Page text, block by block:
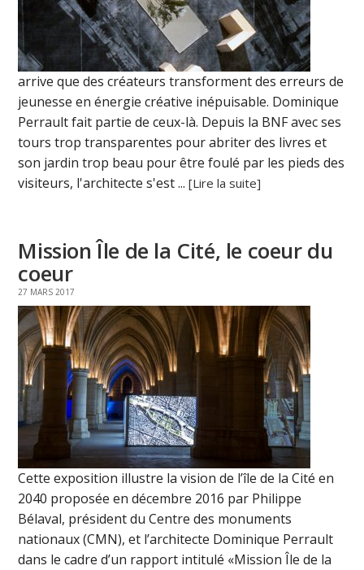
arrive que des créateurs transforment des erreurs de
jeunesse en énergie créative inépuisable. Dominique
Perrault fait partie de ceux-là. Depuis la BNF avec ses
tours trop transparentes pour abriter des livres et
son jardin trop beau pour être foulé par les pieds des
visiteurs, l'architecte s'est ...[Lire la suite]
Mission Île de la Cité, le coeur du
coeur
27 MARS 2017
Cette exposition illustre la vision de l’île de la Cité en
2040 proposée en décembre 2016 par Philippe
Bélaval, président du Centre des monuments
nationaux (CMN), et l’architecte Dominique Perrault
dans le cadre d’un rapport intitulé «Mission Île de la